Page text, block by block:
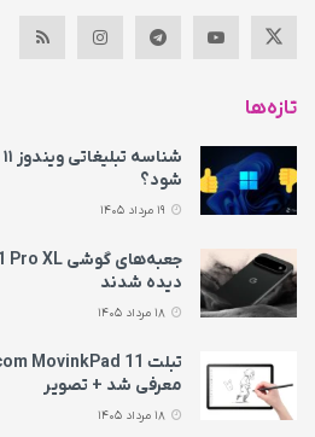
تازه‌ها
شود؟
دیده شدند
معرفی شد + تصویر